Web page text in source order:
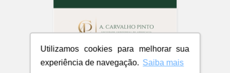
Utilizamos cookies para melhorar sua
experiência de navegação. Saiba mais
A. Carvalho Pinto Sociedade
Individual de Advocacia